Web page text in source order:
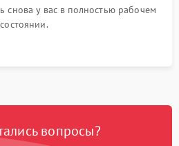
снова у вас в полностью рабочем
состоянии.
вопросы?